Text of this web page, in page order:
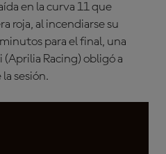
en la curva 11 que
roja, al incendiarse su
para el final, una
(Aprilia Racing) obligó a
sesión.